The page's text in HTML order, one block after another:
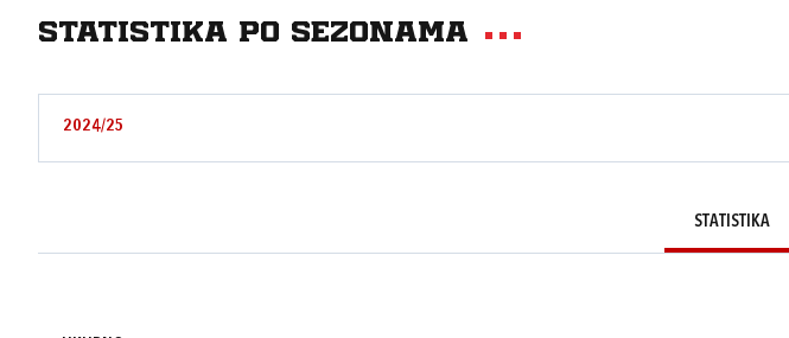
Statistika po sezonama
2024/25
STATISTIKA